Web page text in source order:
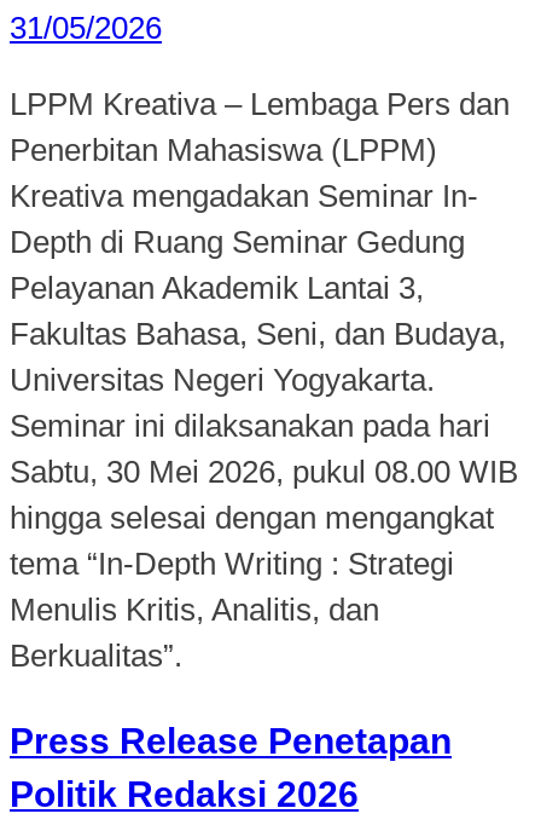
31/05/2026
LPPM Kreativa – Lembaga Pers dan
Penerbitan Mahasiswa (LPPM)
Kreativa mengadakan Seminar In-
Depth di Ruang Seminar Gedung
Pelayanan Akademik Lantai 3,
Fakultas Bahasa, Seni, dan Budaya,
Universitas Negeri Yogyakarta.
Seminar ini dilaksanakan pada hari
Sabtu, 30 Mei 2026, pukul 08.00 WIB
hingga selesai dengan mengangkat
tema “In-Depth Writing : Strategi
Menulis Kritis, Analitis, dan
Berkualitas”.
Press Release Penetapan
Politik Redaksi 2026